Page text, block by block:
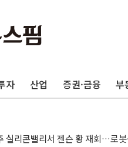
자 산업 증권·금융 부
조한 실적 소화하며 대부분 상승
전 특징주...모더나·아이온큐·